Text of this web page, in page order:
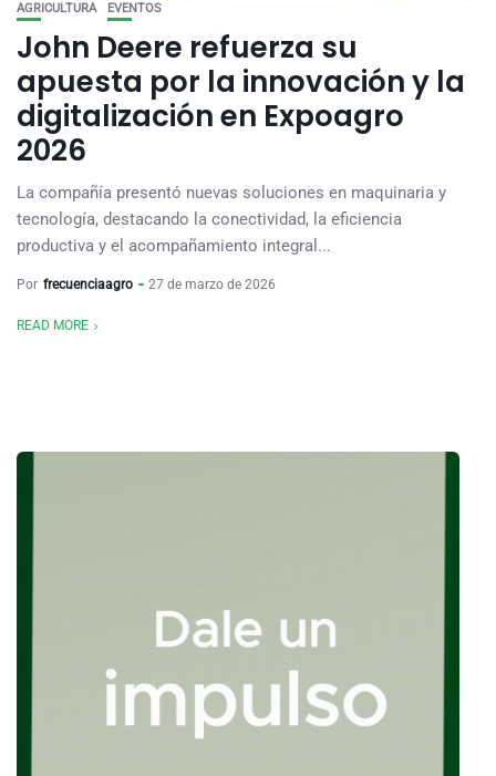
AGRICULTURA EVENTOS
John Deere refuerza su
apuesta por la innovación y la
digitalización en Expoagro
2026
La compañía presentó nuevas soluciones en maquinaria y
tecnología, destacando la conectividad, la eficiencia
productiva y el acompañamiento integral...
Por frecuenciaagro 27 de marzo de 2026
READ MORE